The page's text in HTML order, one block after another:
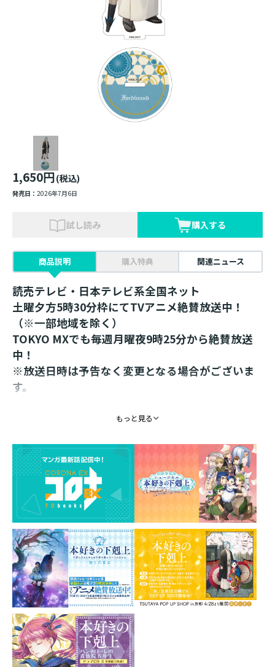
1,650円(税込)
発売日： 2026年7月6日
試し読み 購入する
商品説明 購入特典 関連ニュース
読売テレビ・日本テレビ系全国ネット
土曜夕方5時30分枠にてTVアニメ絶賛放送中！
（※一部地域を除く）
TOKYO MXでも毎週月曜夜9時25分から絶賛放送
中！
※放送日時は予告なく変更となる場合がございま
す。
椎名優先生描き下ろし！
着物を身にまとったフェルディナンドのアクリルスタン
ドです。
和の雰囲気満載の2人を手軽に飾ってお楽しみください！
素材：アクリル
サイズ：約140mm（全長）
イラスト：椎名優
発売元：TOブックス
もっと見る